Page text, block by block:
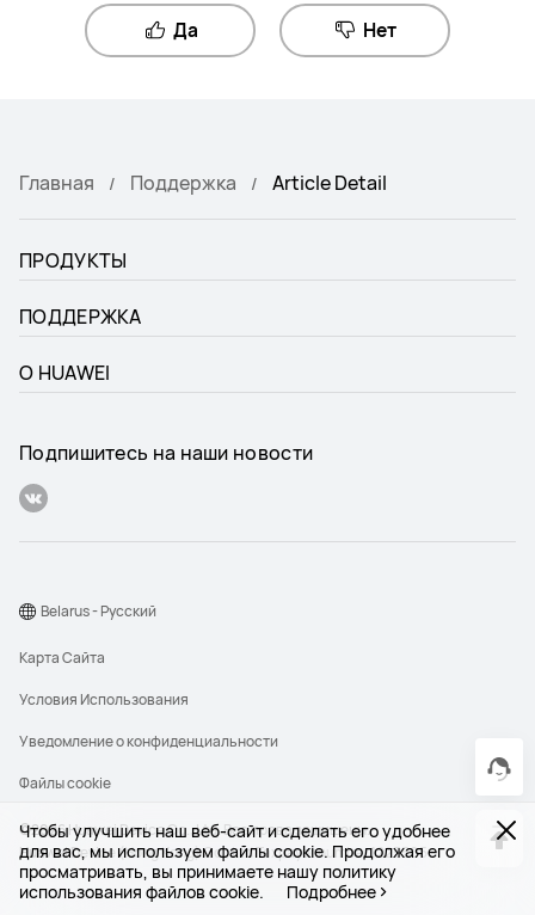
Чтобы улучшить наш веб-сайт и сделать его удобнее
для вас, мы используем файлы cookie. Продолжая его
просматривать, вы принимаете нашу политику
использования файлов cookie.
Подробнее
Да Нет
Главная Поддержка Article Detail
ПРОДУКТЫ
ПОДДЕРЖКА
О HUAWEI
Подпишитесь на наши новости
©2026 Huawei Device Co., Ltd. Все права защищены.
Huawei Device (Hong Kong) Co., Ltd Taxpayer number 1225505
Карта Сайта
Условия Использования
Уведомление о конфиденциальности
Файлы сookie
Belarus - Pусский